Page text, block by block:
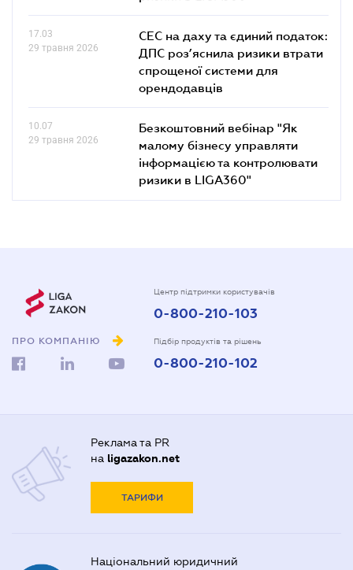
17.03
29 травня 2026
СЕС на даху та єдиний податок:
ДПС роз’яснила ризики втрати
спрощеної системи для
орендодавців
10.07
29 травня 2026
Безкоштовний вебінар "Як
малому бізнесу управляти
інформацією та контролювати
ризики в LIGA360"
ПРО КОМПАНІЮ
Центр підтримки користувачів
0-800-210-103
Підбір продуктів та рішень
0-800-210-102
Реклама та PR
на ligazakon.net
ТАРИФИ
Національний юридичний